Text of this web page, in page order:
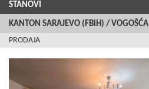
STANOVI
KANTON SARAJEVO (FBiH) / VOGOŠĆA
PRODAJA